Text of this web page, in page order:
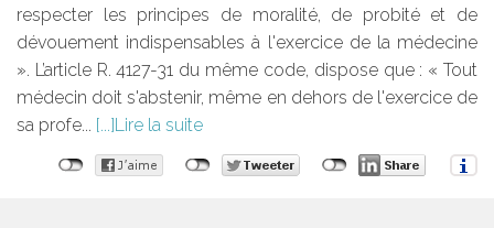
respecter les principes de moralité, de probité et de
dévouement indispensables à l'exercice de la médecine
». L’article R. 4127-31 du même code, dispose que : « Tout
médecin doit s'abstenir, même en dehors de l'exercice de
sa profe...
Lire la suite